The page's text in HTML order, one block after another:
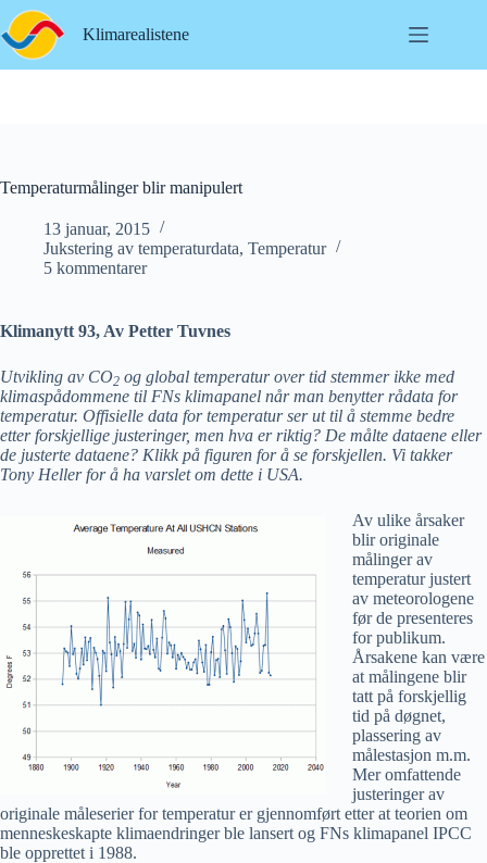
Hopp
til
innholdet
Klimarealistene
Temperaturmålinger blir manipulert
13 januar, 2015
Jukstering av temperaturdata, Temperatur
5 kommentarer
Klimanytt 93, Av Petter Tuvnes
Utvikling av CO2 og global temperatur over tid stemmer ikke med
klimaspådommene til FNs klimapanel når man benytter rådata for
temperatur. Offisielle data for temperatur ser ut til å stemme bedre
etter forskjellige justeringer, men hva er riktig? De målte dataene eller
de justerte dataene? Klikk på figuren for å se forskjellen. Vi takker
Tony Heller for å ha varslet om dette i USA.
Av ulike årsaker
blir originale
målinger av
temperatur justert
av meteorologene
før de presenteres
for publikum.
Årsakene kan være
at målingene blir
tatt på forskjellig
tid på døgnet,
plassering av
målestasjon m.m.
Mer omfattende
justeringer av
originale måleserier for temperatur er gjennomført etter at teorien om
menneskeskapte klimaendringer ble lansert og FNs klimapanel IPCC
ble opprettet i 1988.